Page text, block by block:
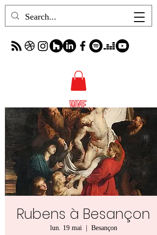
Rubens à Besançon
lun. 19 mai
  |
Besançon